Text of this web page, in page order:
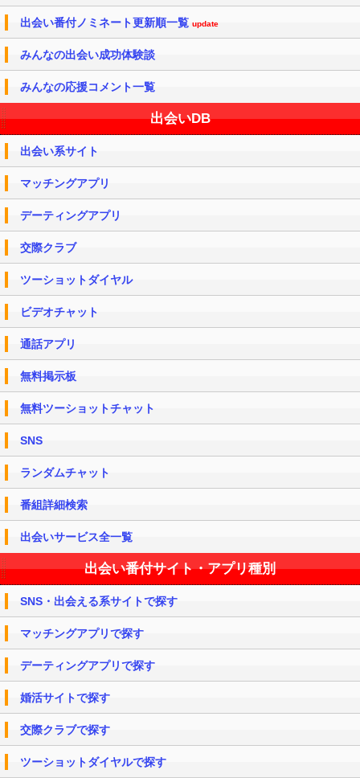
出会い番付ノミネート更新順一覧 update
みんなの出会い成功体験談
みんなの応援コメント一覧
出会いDB
出会い系サイト
マッチングアプリ
デーティングアプリ
交際クラブ
ツーショットダイヤル
ビデオチャット
通話アプリ
無料掲示板
無料ツーショットチャット
SNS
ランダムチャット
番組詳細検索
出会いサービス全一覧
出会い番付サイト・アプリ種別
SNS・出会える系サイトで探す
マッチングアプリで探す
デーティングアプリで探す
婚活サイトで探す
交際クラブで探す
ツーショットダイヤルで探す